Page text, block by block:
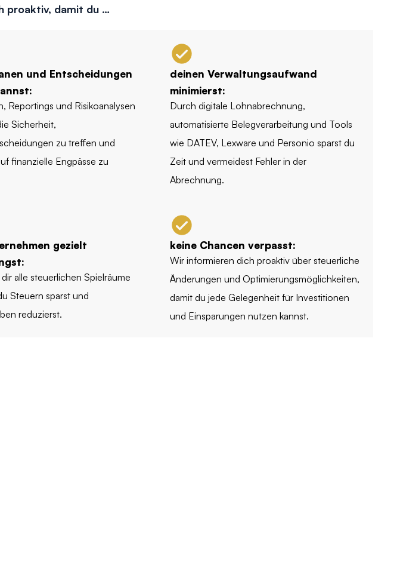
proaktiv, damit du …
und Entscheidungen
Reportings und Risikoanalysen
Sicherheit,
zu treffen und
finanzielle Engpässe zu
deinen Verwaltungsaufwand
minimierst:
Durch digitale Lohnabrechnung,
automatisierte Belegverarbeitung und Tools
wie DATEV, Lexware und Personio sparst du
Zeit und vermeidest Fehler in der
Abrechnung.
gezielt
alle steuerlichen Spielräume
Steuern sparst und
reduzierst.
keine Chancen verpasst:
Wir informieren dich proaktiv über steuerliche
Änderungen und Optimierungsmöglichkeiten,
damit du jede Gelegenheit für Investitionen
und Einsparungen nutzen kannst.